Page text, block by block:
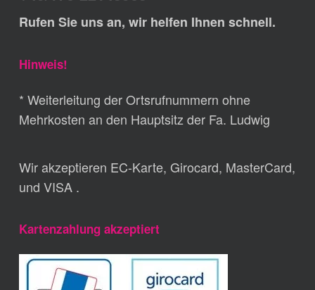
Rufen Sie uns an, wir helfen Ihnen schnell.
Hinweis!
* Weiterleitung der Ortsrufnummern ohne
Mehrkosten an den Hauptsitz der Fa. Ludwig
Wir akzeptieren EC-Karte, Girocard, MasterCard,
und VISA .
Kartenzahlung akzeptiert